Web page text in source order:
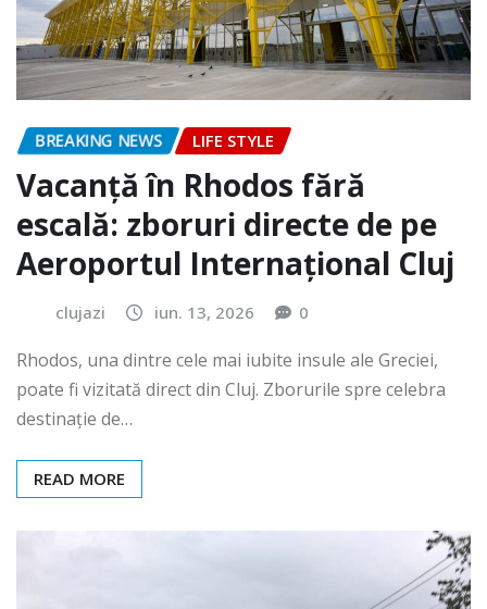
BREAKING NEWS LIFE STYLE
Vacanță în Rhodos fără
escală: zboruri directe de pe
Aeroportul Internațional Cluj
clujazi iun. 13, 2026 0
Rhodos, una dintre cele mai iubite insule ale Greciei,
poate fi vizitată direct din Cluj. Zborurile spre celebra
destinație de…
READ MORE